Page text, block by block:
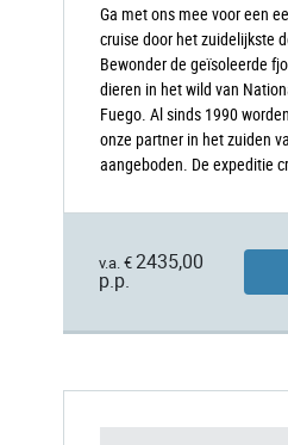
Ga met ons mee voor een
cruise door het zuidelijkste
Bewonder de geïsoleerde
dieren in het wild van
Fuego. Al sinds 1990
onze partner in het zuiden
aangeboden. De expeditie
v.a. € 2435,00
p.p.